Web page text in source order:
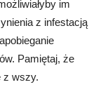
im
z infestacją
Pamiętaj, że
z wszy.